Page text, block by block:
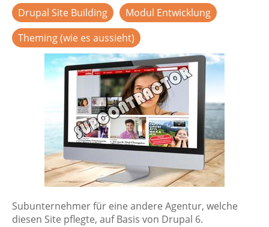
Drupal Site Building
Modul Entwicklung
Theming (wie es aussieht)
Subunternehmer für eine andere Agentur, welche
diesen Site pflegte, auf Basis von Drupal 6.